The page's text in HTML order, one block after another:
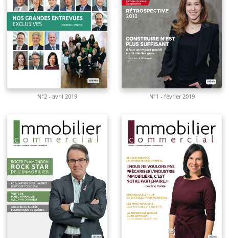
N°2 - avril 2019 N°1 - février 2019